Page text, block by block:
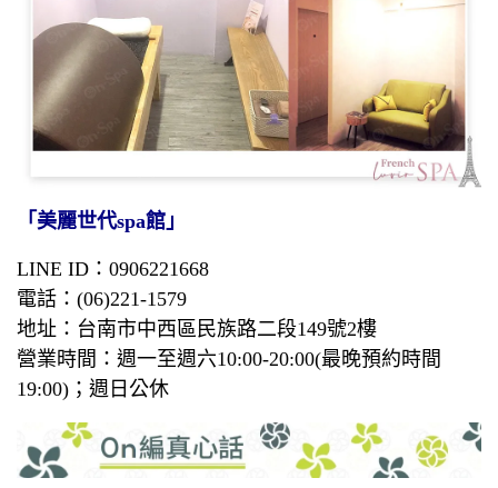
「美麗世代spa館」
LINE ID：0906221668
電話：(06)221-1579
地址：台南市中西區民族路二段149號2樓
營業時間：週一至週六10:00-20:00(最晚預約時間
19:00)；週日公休